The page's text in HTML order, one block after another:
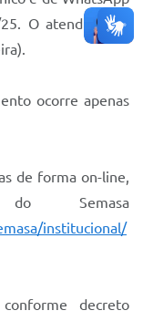
O atendimento
ocorre apenas
de forma on-line,
Semasa
institucional/
decreto